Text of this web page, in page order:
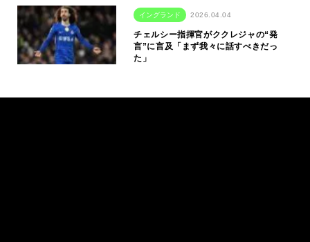
イングランド 2026.04.04
チェルシー指揮官がククレジャの“発
言”に言及「まず我々に話すべきだっ
た」